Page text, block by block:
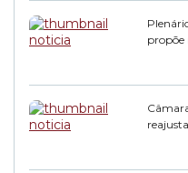
propõe